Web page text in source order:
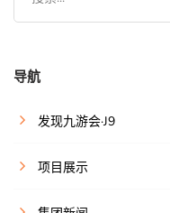
导航
发现九游会·J9
项目展示